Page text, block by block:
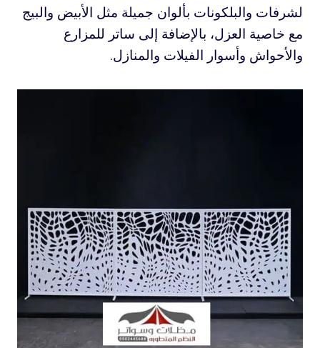
لشرفات والبلكونات بألوان جميلة مثل الأبيض والبيج
مع خاصية العزل، بالإضافة إلى ساتر للمزارع
والأحواش وأسوار الفيلات والمنازل.